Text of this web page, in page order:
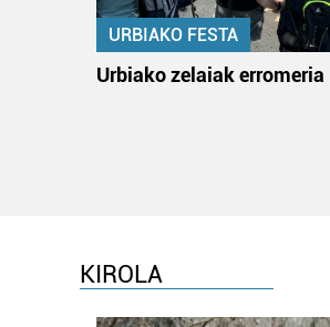
URBIAKO FESTA
Urbiako zelaiak erromeria
KIROLA